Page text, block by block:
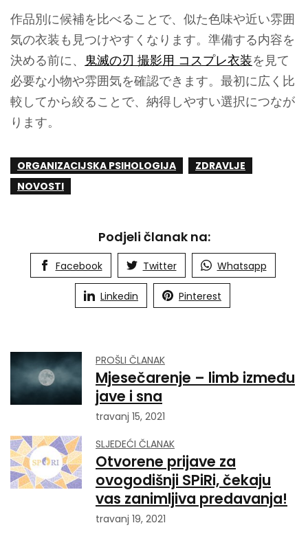
作品別に候補を比べることで、似た色味や近い雰囲
気の衣装も見つけやすくなります。準備する内容を
決める前に、
鬼滅の刃 撮影用 コスプレ衣装を見て
必要な小物や雰囲気を確認できます。最初に広く比
較してから絞ることで、納得しやすい選択につなが
ります。
ORGANIZACIJSKA PSIHOLOGIJA
ZDRAVLJE
NOVOSTI
Podjeli članak na:
Facebook Twitter Whatsapp
Linkedin Pinterest
PROŠLI ČLANAK
Mjesečarenje – limb između
jave i sna
travanj 15, 2021
SLJEDEĆI ČLANAK
Otvorene prijave za
ovogodišnji SPiRi, čekaju
vas zanimljiva predavanja!
travanj 19, 2021